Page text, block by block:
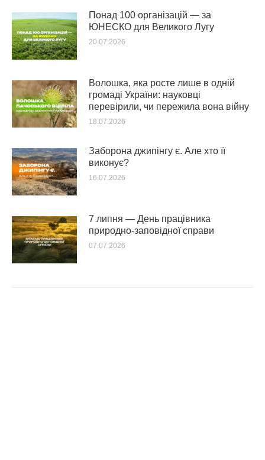
Понад 100 організацій — за
ЮНЕСКО для Великого Лугу
20.07.2026
Волошка, яка росте лише в одній
громаді України: науковці
перевірили, чи пережила вона війну
18.07.2026
Заборона джипінгу є. Але хто її
виконує?
16.07.2026
7 липня — День працівника
природно-заповідної справи
07.07.2026